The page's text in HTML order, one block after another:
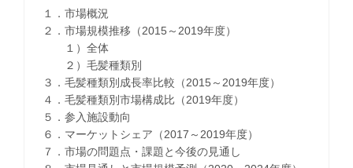
１．市場概況
２．市場規模推移（2015～2019年度）
１）全体
２）毛髪種類別
３．毛髪種類別成長率比較（2015～2019年度）
４．毛髪種類別市場構成比（2019年度）
５．参入施設動向
６．マーケットシェア（2017～2019年度）
７．市場の問題点・課題と今後の見通し